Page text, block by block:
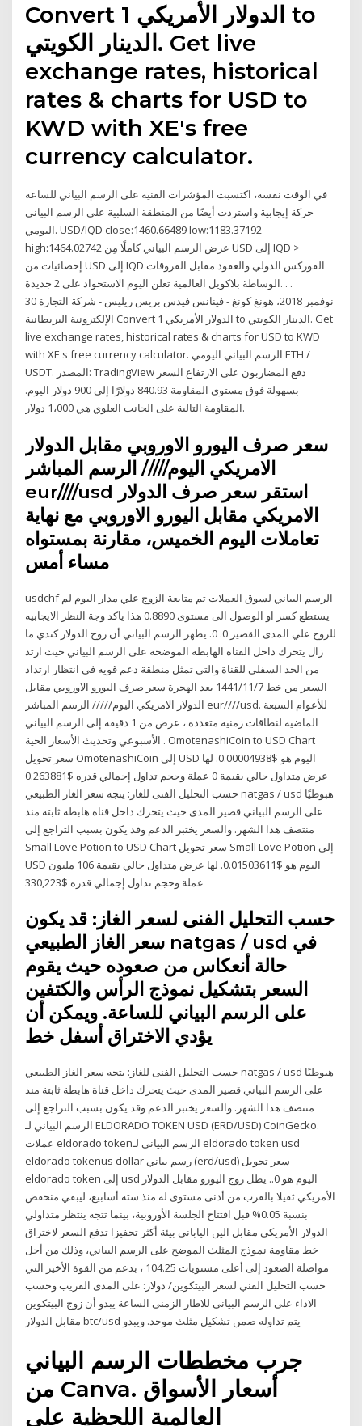
Convert 1 الدولار الأمريكي to
الدينار الكويتي. Get live
exchange rates, historical
rates & charts for USD to
KWD with XE's free
currency calculator.
في الوقت نفسه، اكتسبت المؤشرات الفنية على الرسم البياني للساعة
حركة إيجابية واستردت أيضًا من المنطقة السلبية على الرسم البياني
اليومي. USD/IQD close:1460.66489 low:1183.37192
high:1464.02742 عرض الرسم البياني كاملًا مِن USD إلى IQD >
إحصائيات من USD إلى IQD الفوركس الدولي والعقود مقابل الفروقات
الوساطة بلاكويل العالمية تعلن اليوم الاستحواذ على 2 جديدة. . .
30 نوفمبر 2018، هونغ كونغ - فينانس فيدس بريس ريليس - شركة التجارة
الإلكترونية البريطانية Convert 1 الدولار الأمريكي to الدينار الكويتي. Get
live exchange rates, historical rates & charts for USD to KWD
with XE's free currency calculator. الرسم البياني اليومي ETH /
USDT. المصدر: TradingView دفع المضاربون على الارتفاع السعر
بسهولة فوق مستوى المقاومة 840.93 دولارًا إلى 900 دولار اليوم.
المقاومة التالية على الجانب العلوي هي 1،000 دولار.
سعر صرف اليورو الاوروبي مقابل الدولار
الامريكي اليوم///// الرسم المباشر
eur////usd استقر سعر صرف الدولار
الامريكي مقابل اليورو الاوروبي مع نهاية
تعاملات اليوم الخميس، مقارنة بمستواه
مساء أمس
‎usdchf‎ الرسم البياني لسوق العملات تم متابعة الزوج علي مدار اليوم لم
يستطع كسر او الوصول الى مستوى 0.8890 هذا ياكد وجة النظر الايجابيه
للزوج علي المدى القصير 0. 0. يظهر الرسم البياني أن زوج الدولار كندي ما
زال يتحرك داخل القناه الهابطه الموضحة على الرسم البياني حيث ارتد
من الحد السفلي للقناة والتي تمثل منطقة دعم قويه في انتظار ارتداد
السعر من خط 7‏‏/11‏‏/1441 بعد الهجرة سعر صرف اليورو الاوروبي مقابل
الدولار الامريكي اليوم///// الرسم المباشر eur////usd. للأعوام السبعة
الماضية لنطاقات زمنية متعددة ، عرض من 1 دقيقة إلى الرسم البياني
الأسبوعي وتحديث الأسعار الحية . OmotenashiCoin to USD Chart
سعر تحويل OmotenashiCoin إلى USD اليوم هو $0.00004938. لها
عرض متداول حالي بقيمة 0 عملة وحجم تداول إجمالي قدره $0.263881
حسب التحليل الفنى للغاز: يتجه سعر الغاز الطبيعي natgas / usd هبوطيًا
على الرسم البياني قصير المدى حيث يتحرك داخل قناة هابطة ثابتة منذ
منتصف هذا الشهر. والسعر يختبر الدعم وقد يكون بسبب التراجع إلى
Small Love Potion to USD Chart سعر تحويل Small Love Potion إلى
USD اليوم هو $0.01503611. لها عرض متداول حالي بقيمة 106 مليون
عملة وحجم تداول إجمالي قدره $330,223
حسب التحليل الفنى لسعر الغاز: قد يكون
سعر الغاز الطبيعي natgas / usd في
حالة أنعكاس من صعوده حيث يقوم
السعر بتشكيل نموذج الرأس والكتفين
على الرسم البياني للساعة. ويمكن أن
يؤدي الاختراق أسفل خط
حسب التحليل الفنى للغاز: يتجه سعر الغاز الطبيعي natgas / usd هبوطيًا
على الرسم البياني قصير المدى حيث يتحرك داخل قناة هابطة ثابتة منذ
منتصف هذا الشهر. والسعر يختبر الدعم وقد يكون بسبب التراجع إلى
الرسم البياني لـ ELDORADO TOKEN USD (ERD/USD) CoinGecko.
عملات eldorado tokenالرسم البياني لـ eldorado token usd
eldorado tokenus dollar رسم بياني (erd/usd) سعر تحويل
eldorado token إلى usd اليوم هو 0.. يظل زوج اليورو مقابل الدولار
الأمريكي ثقيلا بالقرب من أدنى مستوى له منذ ستة أسابيع، ليبقي منخفض
بنسبة 0.05% قبل افتتاح الجلسة الأوروبية، بينما تتجه ينتظر متداولي
الدولار الأمريكي مقابل الين الياباني بيئة أكثر تحفيزا تدفع السعر لاختراق
خط مقاومة نموذج المثلث الموضح على الرسم البياني، وذلك من أجل
مواصلة الصعود إلى أعلى مستويات 104.25 ، بدعم من القوة الأخير التي
حسب التحليل الفني لسعر البيتكوين/ دولار: على المدى القريب وحسب
الاداء على الرسم البيانى للاطار الزمنى الساعة يبدو أن زوج البيتكوين
مقابل الدولار btc/usd يتم تداوله ضمن تشكيل مثلث موحد. ويبدو
جرب مخططات الرسم البياني
من Canva. أسعار الأسواق
العالمية اللحظية على